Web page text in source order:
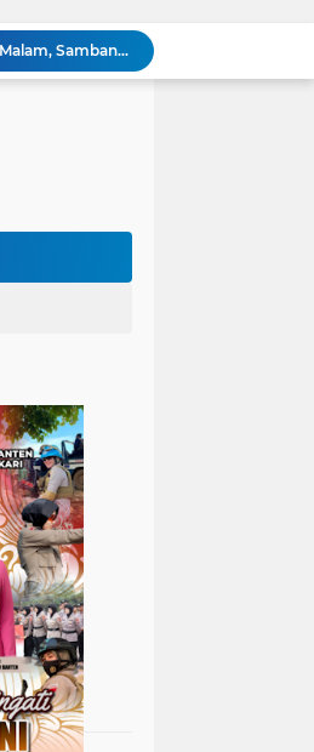
Dialog Kamtibmas, Anggota Polsek Bojonegara Patroli Malam, Sambangi Warga Sosialisasi Layanan Kepolisian 110
Polsek Bojonegara Salurkan 24 Ribu Liter Air Bersih dan Tandon, Hadirkan Harapan di Tengah Kemarau
Sinergitas, Bhabinkamtibmas Polsek Anyar Jalin Silaturahmi Bersama Masyarakat